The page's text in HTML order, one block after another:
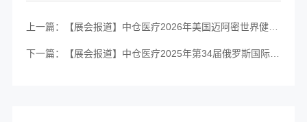
上一篇：【展会报道】中仓医疗2026年美国迈阿密世界健康博览会 WHX Miami完美落幕！
下一篇：【展会报道】中仓医疗2025年第34届俄罗斯国际医疗展 ZDRAVOOKHRANENIYE完美落幕！